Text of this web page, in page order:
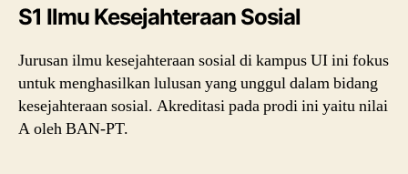
S1 Ilmu Kesejahteraan Sosial
Jurusan ilmu kesejahteraan sosial di kampus UI ini fokus
untuk menghasilkan lulusan yang unggul dalam bidang
kesejahteraan sosial. Akreditasi pada prodi ini yaitu nilai
A oleh BAN-PT.